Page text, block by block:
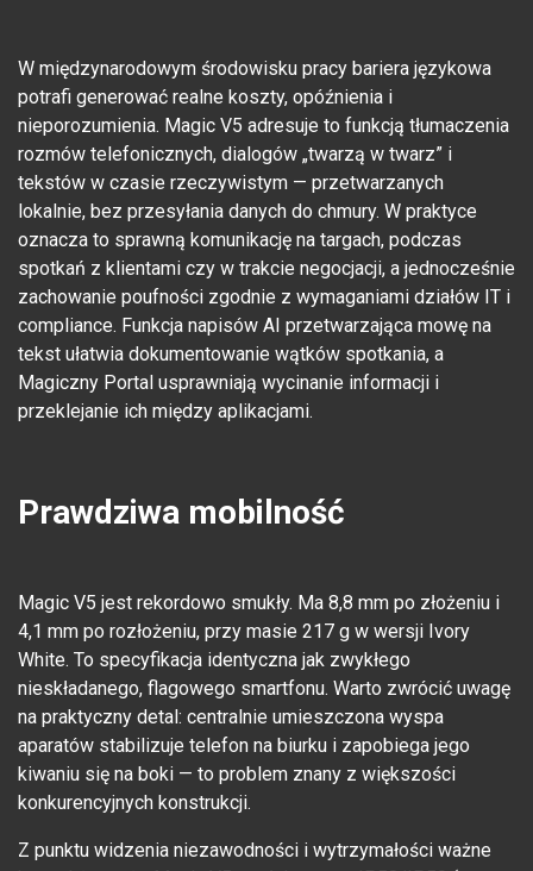
W międzynarodowym środowisku pracy bariera językowa
potrafi generować realne koszty, opóźnienia i
nieporozumienia. Magic V5 adresuje to funkcją tłumaczenia
rozmów telefonicznych, dialogów „twarzą w twarz” i
tekstów w czasie rzeczywistym — przetwarzanych
lokalnie, bez przesyłania danych do chmury. W praktyce
oznacza to sprawną komunikację na targach, podczas
spotkań z klientami czy w trakcie negocjacji, a jednocześnie
zachowanie poufności zgodnie z wymaganiami działów IT i
compliance. Funkcja napisów AI przetwarzająca mowę na
tekst ułatwia dokumentowanie wątków spotkania, a
Magiczny Portal usprawniają wycinanie informacji i
przeklejanie ich między aplikacjami.
Prawdziwa mobilność
Magic V5 jest rekordowo smukły. Ma 8,8 mm po złożeniu i
4,1 mm po rozłożeniu, przy masie 217 g w wersji Ivory
White. To specyfikacja identyczna jak zwykłego
nieskładanego, flagowego smartfonu. Warto zwrócić uwagę
na praktyczny detal: centralnie umieszczona wyspa
aparatów stabilizuje telefon na biurku i zapobiega jego
kiwaniu się na boki — to problem znany z większości
konkurencyjnych konstrukcji.
Z punktu widzenia niezawodności i wytrzymałości ważne